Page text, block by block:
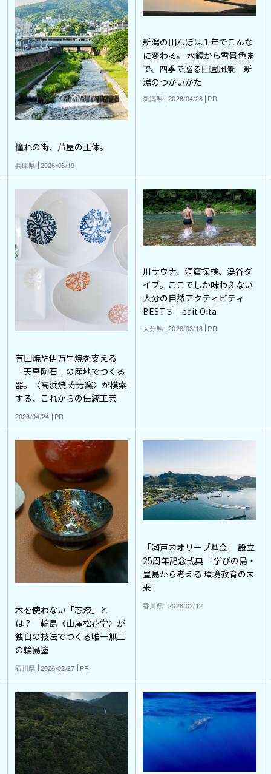
憧れの街、芦屋の正体。
兵庫県 2026/06/19
新潟の田んぼは１年でこんな
に変わる。 水鏡から雪景色ま
で、四季で巡る田園風景｜新
潟のつかいかた
新潟県 2026/04/28 PR
有田焼や伊万里焼を支える
「天草陶石」の産地でつくる
器。〈高浜焼 寿芳窯〉が模索
する、これからの伝統工芸
2026/04/24 PR
川サウナ、洞窟探検、渓谷ダ
イブ。ここでしか味わえない
大分の自然アクティビティ
BEST３｜edit Oita
大分県 2026/03/13 PR
木を使わない「芯漆」と
は？ 輪島〈山崖松花堂〉が
独自の技法でつくる唯一無二
の輪島塗
石川県 2026/02/27 PR
「瀬戸内オリーブ基金」 設立
25周年記念式典 「学びの島・
豊島から考える 環境教育の未
来」
香川県 2026/02/12